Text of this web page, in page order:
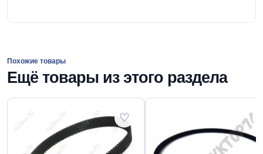
Похожие товары
Ещё товары из этого раздела
♡